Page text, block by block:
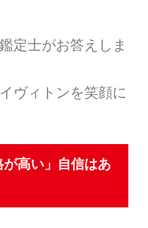
定士がお答えしま
ヴィトンを笑顔に
高い」自信はあ